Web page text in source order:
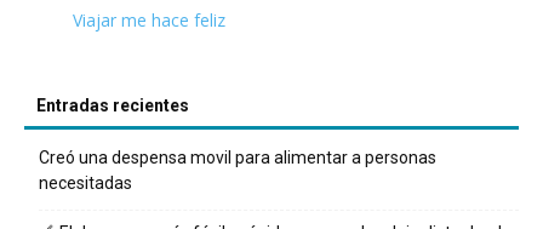
Viajar me hace feliz
Entradas recientes
Creó una despensa movil para alimentar a personas
necesitadas